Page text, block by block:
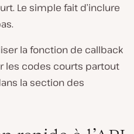
Le simple fait d’inclure
la fonction de callback
les codes courts partout
la section des